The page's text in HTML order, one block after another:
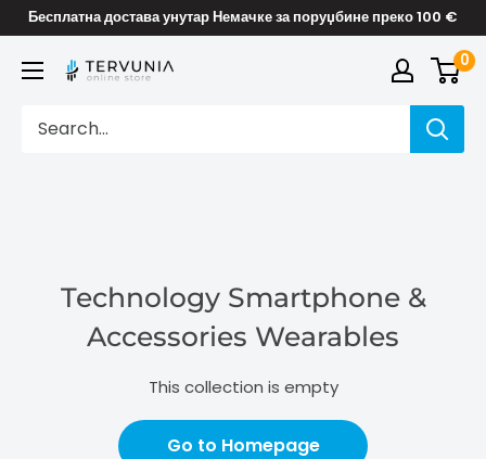
Skip
content
Бесплатна достава унутар Немачке за поруџбине преко 100 €
TERVUNIA
Stores
0
Technology Smartphone &
Accessories Wearables
This collection is empty
Go to Homepage